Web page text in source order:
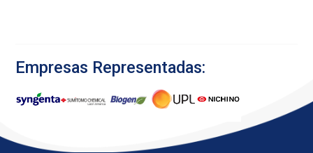
Empresas Representadas: